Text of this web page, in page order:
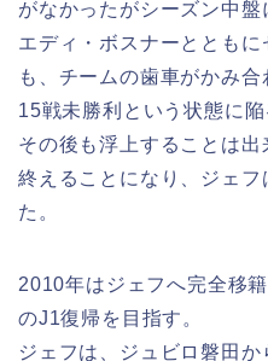
がなかったがシーズン中盤
エディ・ボスナーととも
も、チームの歯車がかみ
15戦未勝利という状態に陥
その後も浮上することは
終えることになり、ジェ
た。
2010年はジェフへ完全移
のJ1復帰を目指す。
ジェフは、ジュビロ磐田か